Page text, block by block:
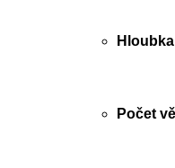
Počet